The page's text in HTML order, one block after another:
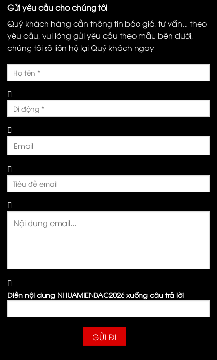
Gửi yêu cầu cho chúng tôi
Quý khách hàng cần thông tin báo giá, tư vấn... theo
yêu cầu, vui lòng gửi yêu cầu theo mẫu bên dưới,
chúng tôi sẽ liên hệ lại Quý khách ngay!
Điền nội dung NHUAMIENBAC2026 xuống câu trả lời